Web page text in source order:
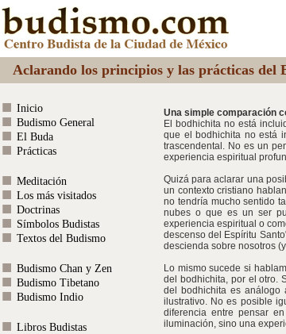
Aclarando los principios y las prácticas del
Una simple comparación
El bodhichita no está
que el bodhichita no está
trascendental. No es un
experiencia espiritual
Quizá para aclarar una
un contexto cristiano
no tendría mucho sentido
nubes o que es un ser
experiencia espiritual o
descenso del Espíritu
descienda sobre nosotros
Lo mismo sucede si
del bodhichita, por el otro.
del bodhichita es análogo
ilustrativo. No es posible
diferencia entre pensar
iluminación, sino una
Inicio
Budismo General
El Buda
Prácticas
Meditación
Los más visitados
Doctrinas
Símbolos Budistas
Textos del Budismo
Budismo Chan y Zen
Budismo Tibetano
Budismo Indio
Libros Budistas